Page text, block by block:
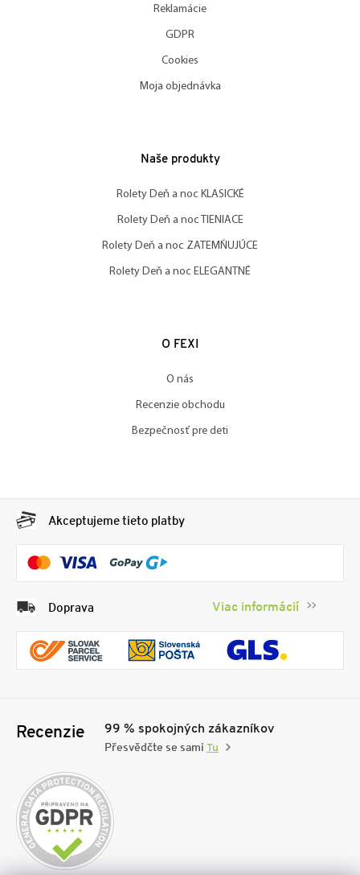
Reklamácie
GDPR
Cookies
Moja objednávka
Naše produkty
Rolety Deň a noc KLASICKÉ
Rolety Deň a noc TIENIACE
Rolety Deň a noc ZATEMŇUJÚCE
Rolety Deň a noc ELEGANTNÉ
O FEXI
O nás
Recenzie obchodu
Bezpečnosť pre deti
Akceptujeme tieto platby
Doprava Viac informácií
Recenzie 99 % spokojných zákazníkov
Přesvědčte se sami Tu